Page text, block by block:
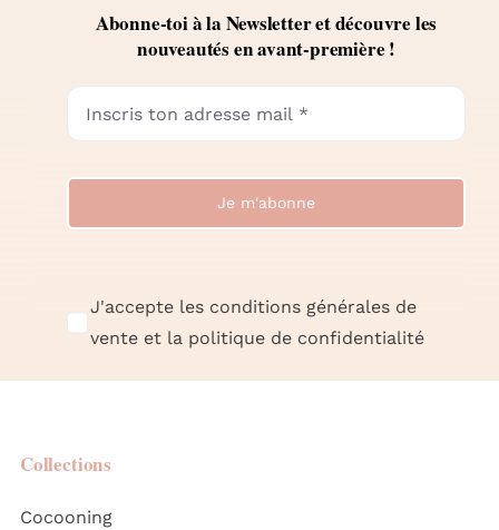
Abonne-toi à la Newsletter et découvre les
nouveautés en avant-première !
Je m'abonne
J'accepte les conditions générales de
vente et la politique de confidentialité
Collections
Cocooning